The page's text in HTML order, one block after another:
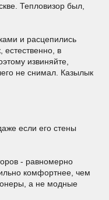
Тепловизор был,
и расцепились
естественно, в
извиняйте,
не снимал. Казылык
если его стены
- равномерно
комфортнее, чем
а не модные